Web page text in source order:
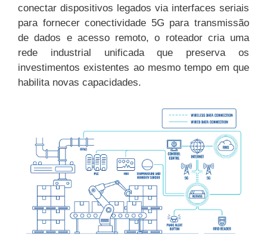
conectar dispositivos legados via interfaces seriais
para fornecer conectividade 5G para transmissão
de dados e acesso remoto, o roteador cria uma
rede industrial unificada que preserva os
investimentos existentes ao mesmo tempo em que
habilita novas capacidades.